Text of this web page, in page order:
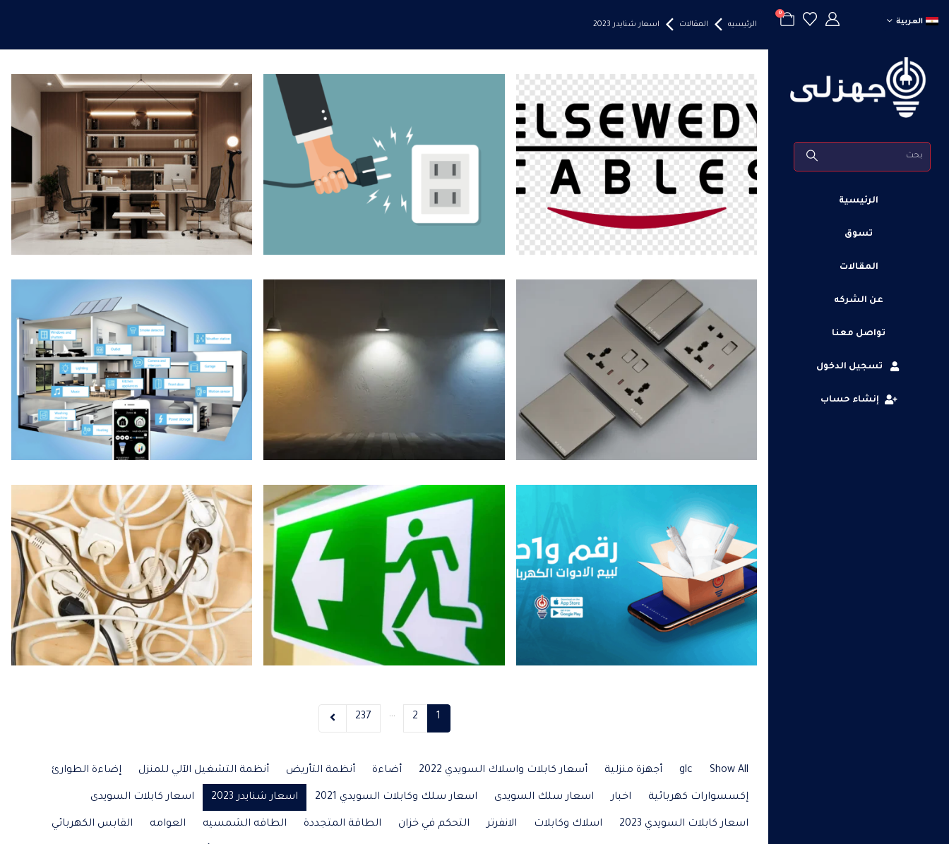
العربية
0
الرئيسية
تسوق
المقالات
عن الشركه
تواصل معنا
تسجيل الدخول
إنشاء حساب
الرئيسيه المقالات اسعار شنايدر 2023
1
2
…
237
Show All
glc أجهزة منزلية أسعار كابلات واسلاك السويدي 2022 أضاءة أنظمة التأريض أنظمة التشغيل الآلي للمنزل إضاءة الطوارئ
إكسسوارات كهربائية اخبار اسعار سلك السويدى اسعار سلك وكابلات السويدي 2021 اسعار شنايدر 2023 اسعار كابلات السويدى
اسعار كابلات السويدي 2023 اسلاك وكابلات الانفرتر التحكم في خزان الطاقة المتجددة الطاقه الشمسيه العوامه القابس الكهربائي